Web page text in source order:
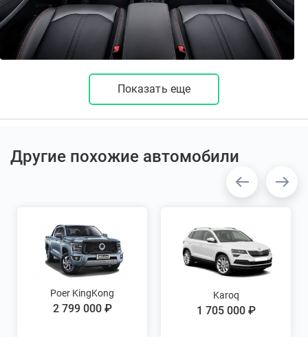
Показать еще
Другие похожие автомобили
Poer KingKong
2 799 000 ₽
Karoq
1 705 000 ₽